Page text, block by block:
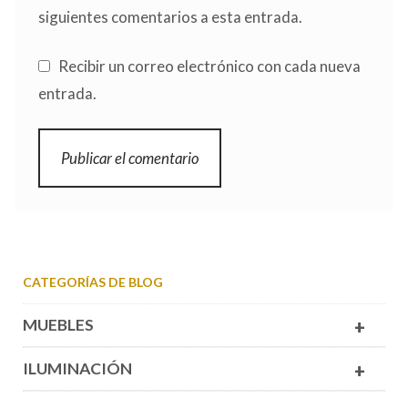
siguientes comentarios a esta entrada.
Recibir un correo electrónico con cada nueva
entrada.
CATEGORÍAS DE BLOG
+
MUEBLES
+
ILUMINACIÓN